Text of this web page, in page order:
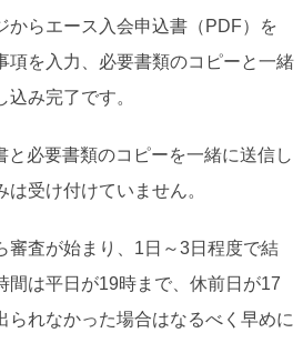
からエース入会申込書（PDF）を
項を入力、必要書類のコピーと一緒
み完了です。
と必要書類のコピーを一緒に送信し
受け付けていません。
審査が始まり、1日～3日程度で結
間は平日が19時まで、休前日が17
られなかった場合はなるべく早めに